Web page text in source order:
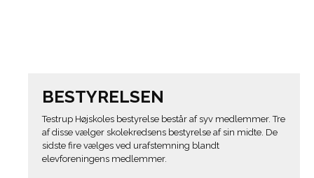
BESTYRELSEN
Testrup Højskoles bestyrelse består af syv medlemmer. Tre
af disse vælger skolekredsens bestyrelse af sin midte. De
sidste fire vælges ved urafstemning blandt
elevforeningens medlemmer.